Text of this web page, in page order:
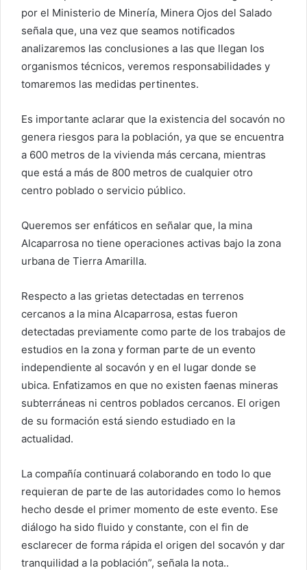
por el Ministerio de Minería, Minera Ojos del Salado
señala que, una vez que seamos notificados
analizaremos las conclusiones a las que llegan los
organismos técnicos, veremos responsabilidades y
tomaremos las medidas pertinentes.
Es importante aclarar que la existencia del socavón no
genera riesgos para la población, ya que se encuentra
a 600 metros de la vivienda más cercana, mientras
que está a más de 800 metros de cualquier otro
centro poblado o servicio público.
Queremos ser enfáticos en señalar que, la mina
Alcaparrosa no tiene operaciones activas bajo la zona
urbana de Tierra Amarilla.
Respecto a las grietas detectadas en terrenos
cercanos a la mina Alcaparrosa, estas fueron
detectadas previamente como parte de los trabajos de
estudios en la zona y forman parte de un evento
independiente al socavón y en el lugar donde se
ubica. Enfatizamos en que no existen faenas mineras
subterráneas ni centros poblados cercanos. El origen
de su formación está siendo estudiado en la
actualidad.
La compañía continuará colaborando en todo lo que
requieran de parte de las autoridades como lo hemos
hecho desde el primer momento de este evento. Ese
diálogo ha sido fluido y constante, con el fin de
esclarecer de forma rápida el origen del socavón y dar
tranquilidad a la población”, señala la nota..